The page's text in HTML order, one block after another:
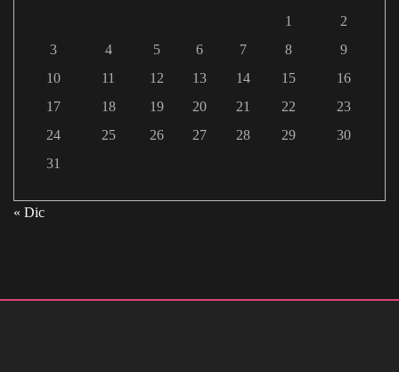
1
2
3
4 5 6 7 8
9
10
11 12 13 14 15
16
17
18 19 20 21 22
23
24
25 26 27 28 29
30
31
« Dic